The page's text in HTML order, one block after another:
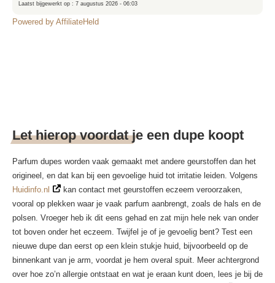
Laatst bijgewerkt op : 7 augustus 2026 - 06:03
Powered by AffiliateHeld
Let hierop voordat je een dupe koopt
Parfum dupes worden vaak gemaakt met andere geurstoffen dan het
origineel, en dat kan bij een gevoelige huid tot irritatie leiden. Volgens
Huidinfo.nl
kan contact met geurstoffen eczeem veroorzaken,
vooral op plekken waar je vaak parfum aanbrengt, zoals de hals en de
polsen. Vroeger heb ik dit eens gehad en zat mijn hele nek van onder
tot boven onder het eczeem. Twijfel je of je gevoelig bent? Test een
nieuwe dupe dan eerst op een klein stukje huid, bijvoorbeeld op de
binnenkant van je arm, voordat je hem overal spuit. Meer achtergrond
over hoe zo’n allergie ontstaat en wat je eraan kunt doen, lees je bij de